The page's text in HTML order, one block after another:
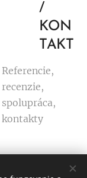
/
KON
TAKT
Referencie,
recenzie,
spolupráca,
kontakty